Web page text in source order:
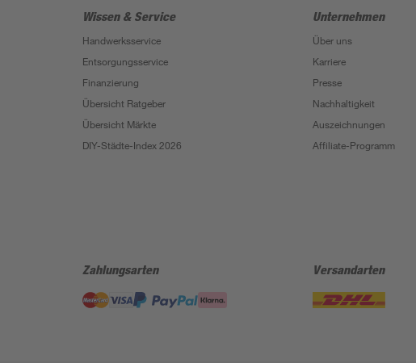
Wissen & Service
Handwerksservice
Entsorgungsservice
Finanzierung
Übersicht Ratgeber
Übersicht Märkte
DIY-Städte-Index 2026
Unternehmen
Über uns
Karriere
Presse
Nachhaltigkeit
Auszeichnungen
Affiliate-Programm
Zahlungsarten Versandarten